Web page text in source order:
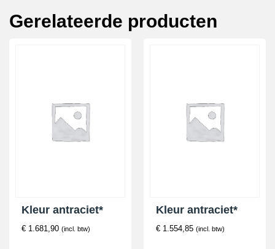
Gerelateerde producten
Kleur antraciet*
€ 1.681,90 (incl. btw)
Kleur antraciet*
€ 1.554,85 (incl. btw)